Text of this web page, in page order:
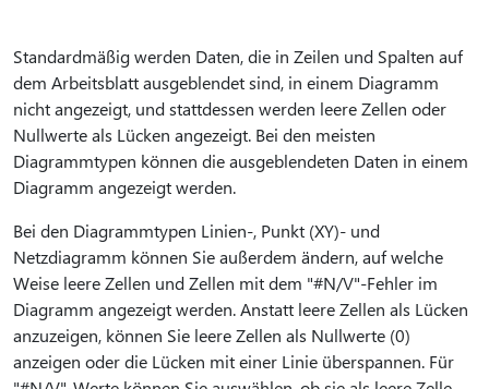
Standardmäßig werden Daten, die in Zeilen und Spalten auf
dem Arbeitsblatt ausgeblendet sind, in einem Diagramm
nicht angezeigt, und stattdessen werden leere Zellen oder
Nullwerte als Lücken angezeigt. Bei den meisten
Diagrammtypen können die ausgeblendeten Daten in einem
Diagramm angezeigt werden.
Bei den Diagrammtypen Linien-, Punkt (XY)- und
Netzdiagramm können Sie außerdem ändern, auf welche
Weise leere Zellen und Zellen mit dem "#N/V"-Fehler im
Diagramm angezeigt werden. Anstatt leere Zellen als Lücken
anzuzeigen, können Sie leere Zellen als Nullwerte (0)
anzeigen oder die Lücken mit einer Linie überspannen. Für